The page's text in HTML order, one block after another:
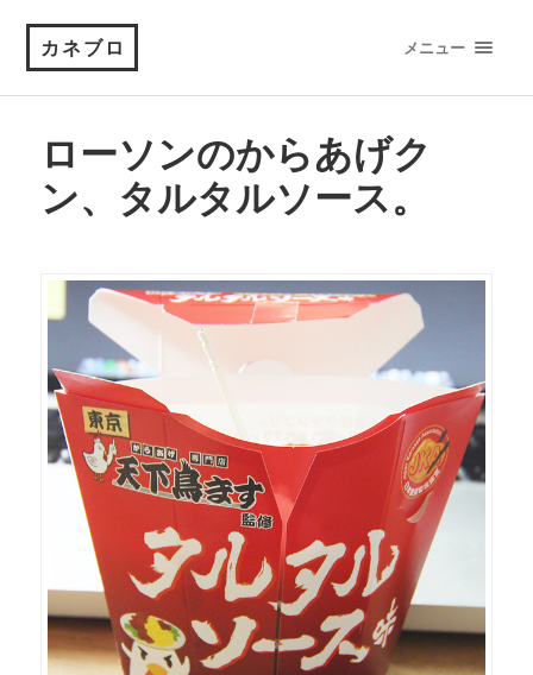
カネブロ メニュー
ローソンのからあげク
ン、タルタルソース。